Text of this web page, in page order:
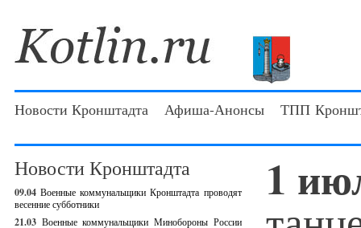
Новости Кронштадта Афиша-Анонсы ТПП
Новости Кронштадта
09.04 Военные коммунальщики Кронштадта проводят
весенние субботники
21.03 Военные коммунальщики Минобороны России
1